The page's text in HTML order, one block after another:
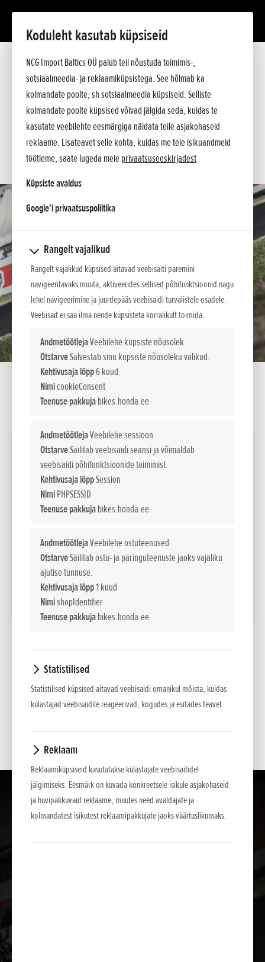
Koduleht kasutab küpsiseid
NCG Import Baltics OÜ palub teil nõustuda toimimis-,
sotsiaalmeedia- ja reklaamiküpsistega. See hõlmab ka
kolmandate poolte, sh sotsiaalmeedia küpsiseid. Selliste
kolmandate poolte küpsised võivad jälgida seda, kuidas te
kasutate veebilehte eesmärgiga näidata teile asjakohaseid
reklaame. Lisateavet selle kohta, kuidas me teie isikuandmeid
töötleme, saate lugeda meieprivaatsuseeskirjadest
Küpsiste avaldus
Google'i privaatsuspoliitikaopens in a new tab
Rangelt vajalikud
Rangelt vajalikud küpsised aitavad veebisaiti paremini
navigeeritavaks muuta, aktiveerides sellised põhifunktsioonid nagu
lehel navigeerimine ja juurdepääs veebisaidi turvalistele osadele.
Veebisait ei saa ilma nende küpsisteta korralikult toimida.
AndmetöötlejaVeebilehe küpsiste nõusolek
OtstarveSalvestab sinu küpsiste nõusoleku valikud.
Kehtivusaja lõpp6 kuud
NimicookieConsent
Teenuse pakkujabikes.honda.ee
AndmetöötlejaVeebilehe sessioon
OtstarveSäilitab veebisaidi seansi ja võimaldab
veebisaidi põhifunktsioonide toimimist.
Kehtivusaja lõppSession
NimiPHPSESSID
Teenuse pakkujabikes.honda.ee
AndmetöötlejaVeebilehe ostuteenused
OtstarveSäilitab ostu- ja päringuteenuste jaoks vajaliku
ajutise tunnuse.
Kehtivusaja lõpp1 kuud
NimishopIdentifier
Teenuse pakkujabikes.honda.ee
Statistilised
Statistilised küpsised aitavad veebisaidi omanikul mõista, kuidas
külastajad veebisaidile reageerivad, kogudes ja esitades teavet.
Reklaam
Reklaamiküpsiseid kasutatakse külastajate veebisaitidel
jälgimiseks. Eesmärk on kuvada konkreetsele isikule asjakohaseid
ja huvipakkuvaid reklaame, muutes need avaldajate ja
kolmandatest isikutest reklaamipakkujate jaoks väärtuslikumaks.
Tutvustus
Tehnilised andmed
Hinnakiri
Küsi lisa
KÜSI PAKKUMIST
SOOVIN TEENINDUSE AEGA
KONTAKT
SEADISTA LIISINGUKALKULAATOR
2025 Redmoto CRF450RX Supermoto
Võimsus
kW / pmin
41,3kW/9,500min-1
(95/1/EC)
EUR sis. km 24%
Liising kuus
LISA VÕRDLUSESSE
Soovituslikud jaemüügihinnad.
Import Baltics OÜ jätab õiguse muuta hindu ja varustuse loetelu või lõpetada mõne
mudeli müük ette teatamata.